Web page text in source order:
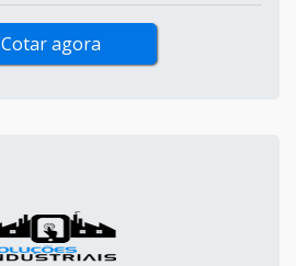
Cotar agora